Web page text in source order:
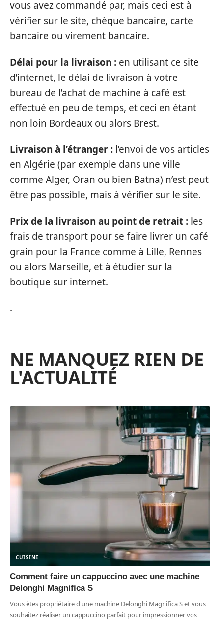
vous avez commandé par, mais ceci est à
vérifier sur le site, chèque bancaire, carte
bancaire ou virement bancaire.
Délai pour la livraison : en utilisant ce site
d’internet, le délai de livraison à votre
bureau de l’achat de machine à café est
effectué en peu de temps, et ceci en étant
non loin Bordeaux ou alors Brest.
Livraison à l’étranger : l’envoi de vos articles
en Algérie (par exemple dans une ville
comme Alger, Oran ou bien Batna) n’est peut
être pas possible, mais à vérifier sur le site.
Prix de la livraison au point de retrait : les
frais de transport pour se faire livrer un café
grain pour la France comme à Lille, Rennes
ou alors Marseille, et à étudier sur la
boutique sur internet.
.
NE MANQUEZ RIEN DE
L'ACTUALITÉ
CUISINE
Comment faire un cappuccino avec une machine
Delonghi Magnifica S
Vous êtes propriétaire d'une machine Delonghi Magnifica S et vous
souhaitez réaliser un cappuccino parfait pour impressionner vos